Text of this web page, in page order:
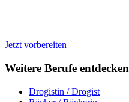
Jetzt vorbereiten
Weitere Berufe entdecken
Drogistin / Drogist